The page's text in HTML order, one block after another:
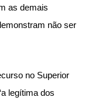
as demais
não ser
no Superior
legítima dos